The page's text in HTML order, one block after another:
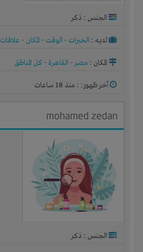
الجنس : ذكر
لديـه : الخبرات - الوقت - المكان - علاقات
المكان : مصر- القاهرة - كل المناطق
آخر ظهور: : منذ 18 ساعات
mohamed zedan
الجنس : ذكر